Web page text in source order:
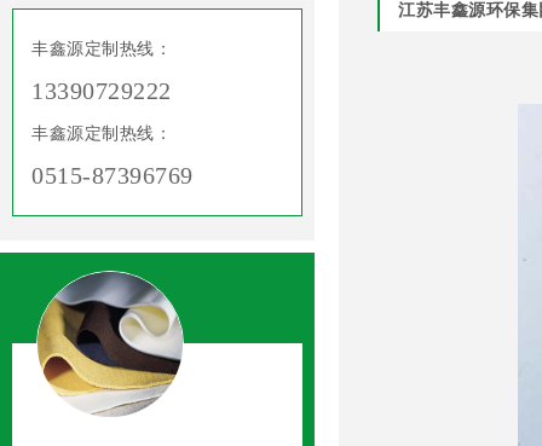
丰鑫源定制热线：
13390729222
丰鑫源定制热线：
0515-87396769
江苏丰鑫源环保集